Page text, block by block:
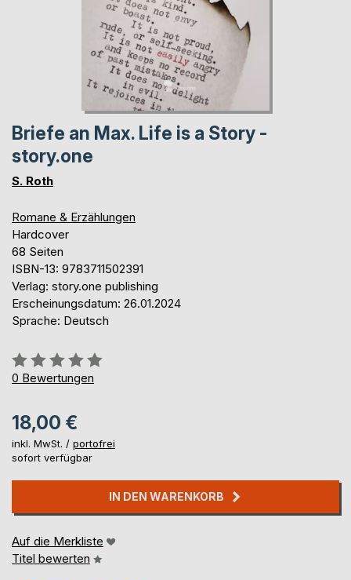
Briefe an Max. Life is a Story -
story.one
S. Roth
Romane & Erzählungen
Hardcover
68 Seiten
ISBN-13: 9783711502391
Verlag: story.one publishing
Erscheinungsdatum: 26.01.2024
Sprache: Deutsch
Bewertung::
0%
0 Bewertungen
18,00 €
inkl. MwSt. / portofrei
sofort verfügbar
IN DEN WARENKORB
Auf die Merkliste
Titel bewerten